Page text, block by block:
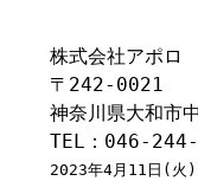
株式会社アポロ
〒242-0021
神奈川県大和市
TEL：046-
2023年4月11日(火